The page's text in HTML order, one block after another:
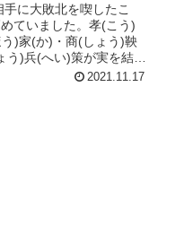
に大敗北を喫したこ
ていました。孝(こう)
)家(か)・商(しょう)鞅
う)兵(へい)策が実を結
2021.11.17